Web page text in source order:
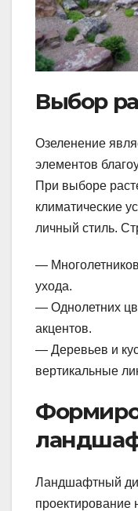
Выбор
Озеленение
элементов
При выборе
климатические
личный стиль.
—
ухода.
— Однолетних
акцентов.
— Деревьев и
вертикальные
Ландшафтный
проектирование